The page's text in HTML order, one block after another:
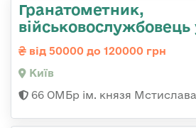
Гранатометник,
від 50000 до 120000 грн
Київ
66 ОМБр ім. князя